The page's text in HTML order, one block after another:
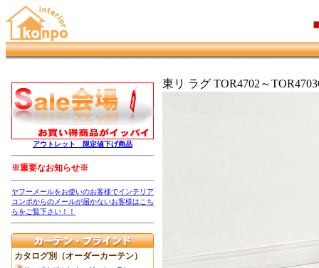
東リ ラグ TOR4702～